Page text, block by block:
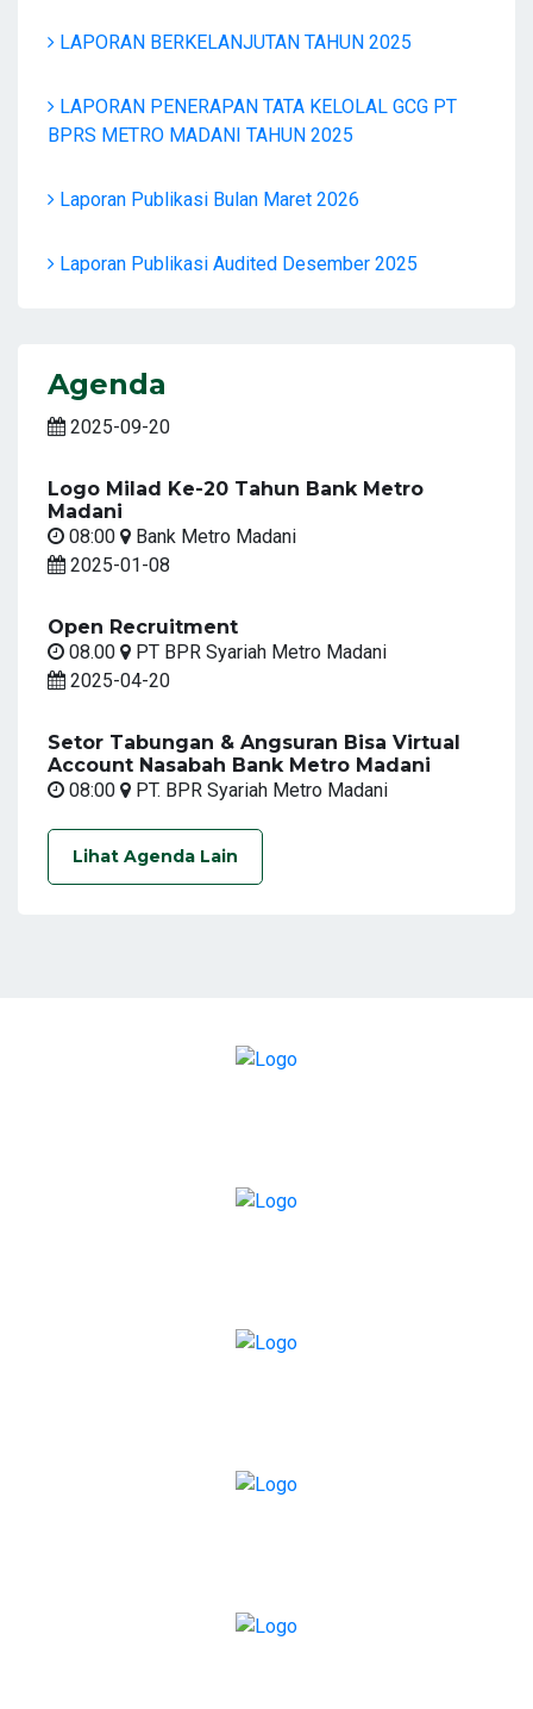
LAPORAN BERKELANJUTAN TAHUN 2025
LAPORAN PENERAPAN TATA KELOLAL GCG PT
BPRS METRO MADANI TAHUN 2025
Laporan Publikasi Bulan Maret 2026
Laporan Publikasi Audited Desember 2025
Agenda
2025-09-20
Logo Milad Ke-20 Tahun Bank Metro
Madani
08:00
Bank Metro Madani
2025-01-08
Open Recruitment
08.00
PT BPR Syariah Metro Madani
2025-04-20
Setor Tabungan & Angsuran Bisa Virtual
Account Nasabah Bank Metro Madani
08:00
PT. BPR Syariah Metro Madani
Lihat Agenda Lain